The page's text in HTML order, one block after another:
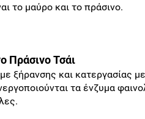
το μαύρο και το πράσινο.
Πράσινο Τσάι
ξήρανσης και
τα ένζυμα